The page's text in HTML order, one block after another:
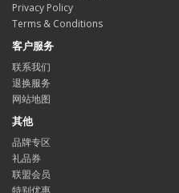
Privacy Policy
Terms & Conditions
客户服务
联系我们
退换服务
网站地图
其他
品牌专区
礼品券
联盟会员
特别优惠